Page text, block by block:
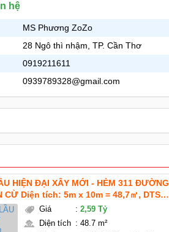
hệ
MS Phương ZoZo
28 Ngô thì nhậm, TP. Cần Thơ
0919211611
0939789328@gmail.com
HIỆN ĐẠI XÂY MỚI - HẺM 311 ĐƯỜNG
CỪ Diện tích: 5m x 10m = 48,7㎡, DTSD:
: 2 tỷ 590 triệu TL chính chủ Pháp lý:
Hướng: Tây bắc
Giá :2,59 Tỷ
Diện tích :48.7 m²